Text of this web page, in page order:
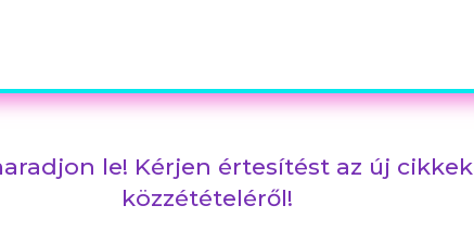
le! Kérjen értesítést az új cikkek
közzétételéről!